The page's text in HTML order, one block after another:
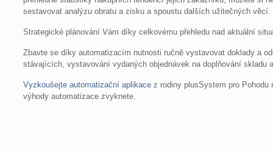
sestavovat analýzu obratu a zisku a spoustu dalších užitečných věcí.
Strategické plánování Vám díky celkovému přehledu nad aktuální
Zbavte se díky automatizacím nutnosti ručně vystavovat doklady a
stávajících, vystavování vydaných objednávek na doplňování
Vyzkoušejte automatizační aplikace z rodiny plusSystem pro
výhody automatizace zvyknete.